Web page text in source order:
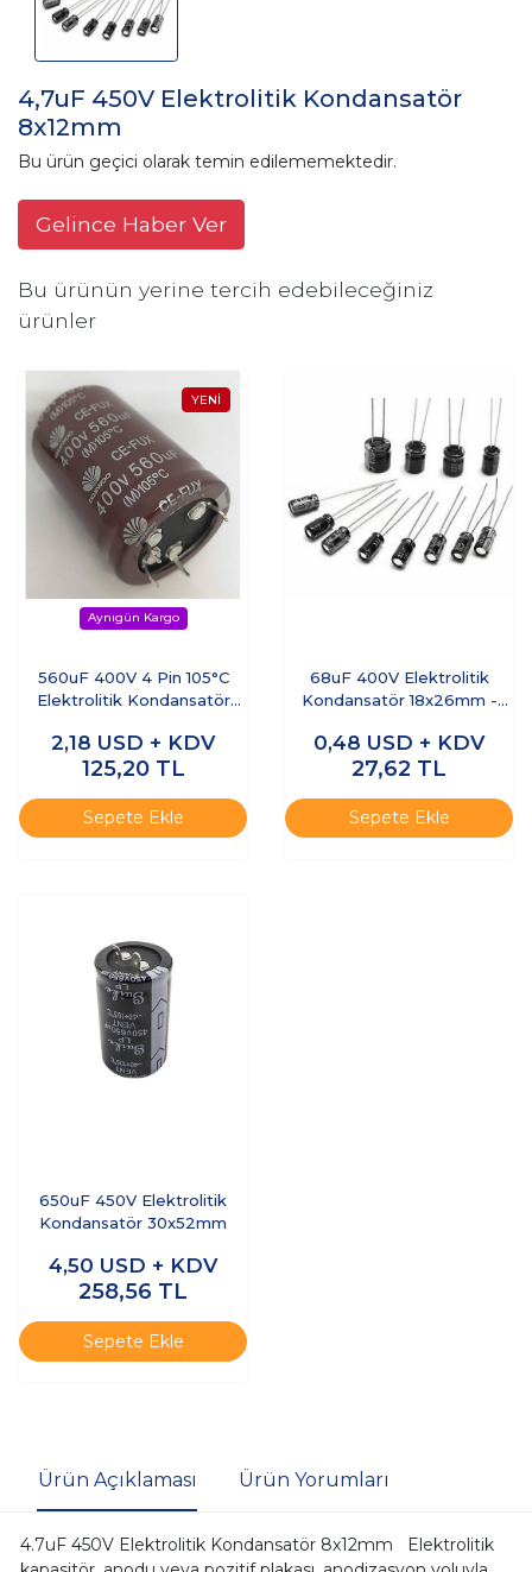
4,7uF 450V Elektrolitik Kondansatör
8x12mm
Bu ürün geçici olarak temin edilememektedir.
Gelince Haber Ver
Bu ürünün yerine tercih edebileceğiniz
ürünler
560uF 400V 4 Pin 105°C
Elektrolitik Kondansatör
2,18 USD + KDV
125,20 TL
Sepete Ekle
68uF 400V Elektrolitik
Kondansatör 18x26mm -
0,48 USD + KDV
27,62 TL
Sepete Ekle
650uF 450V Elektrolitik
Kondansatör 30x52mm
4,50 USD + KDV
258,56 TL
Sepete Ekle
Ürün Açıklaması Ürün Yorumları
4.7uF 450V Elektrolitik Kondansatör 8x12mm Elektrolitik